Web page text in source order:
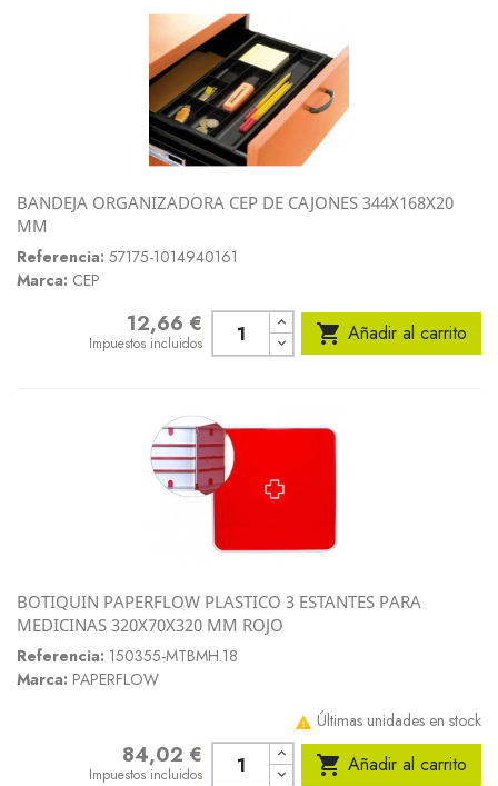
BANDEJA ORGANIZADORA CEP DE CAJONES 344X168X20
MM
Referencia: 57175-1014940161
Marca: CEP
Precio12,66 €
Impuestos incluidos  Añadir al carrito
BOTIQUIN PAPERFLOW PLASTICO 3 ESTANTES PARA
MEDICINAS 320X70X320 MM ROJO
Referencia: 150355-MTBMH.18
Marca: PAPERFLOW
 Últimas unidades en stock
Precio84,02 €
Impuestos incluidos  Añadir al carrito